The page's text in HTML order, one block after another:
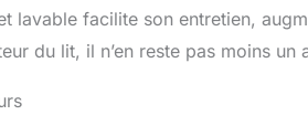
lavable facilite son entretien,
du lit, il n’en reste pas moins